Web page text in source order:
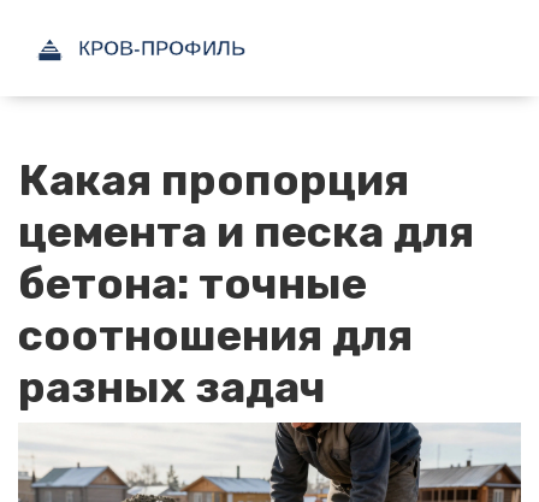
Какая пропорция
цемента и песка для
бетона: точные
соотношения для
разных задач